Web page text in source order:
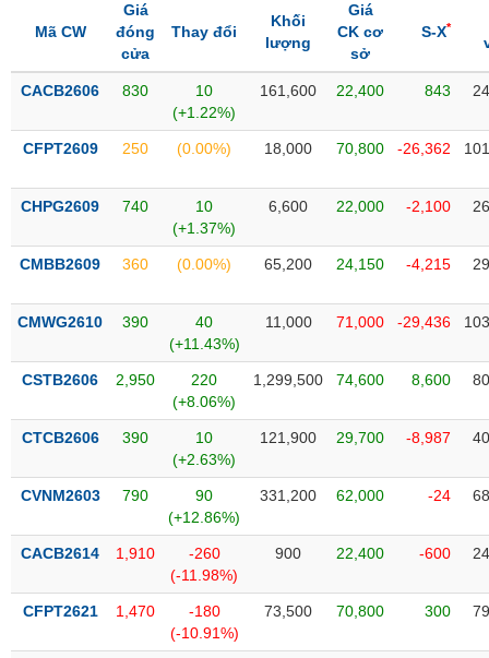
quan
dịch
chính
tích
thuật
sơ
doanh
Tin
Tâm
thị
trường
Mã CW
Giá
đóng
cửa
Thay đổi
Khối
lượng
Giá
CK cơ
sở
S-X*
CACB2606 830
10
(+1.22%)
161,600 22,400 843
CFPT2609 250 (0.00%) 18,000 70,800 -26,362
CHPG2609 740
10
(+1.37%)
6,600 22,000 -2,100
CMBB2609 360 (0.00%) 65,200 24,150 -4,215
CMWG2610 390
40
(+11.43%)
11,000 71,000 -29,436
CSTB2606 2,950
220
(+8.06%)
1,299,500 74,600 8,600
CTCB2606 390
10
(+2.63%)
121,900 29,700 -8,987
CVNM2603 790
90
(+12.86%)
331,200 62,000 -24
CACB2614 1,910
-260
(-11.98%)
900 22,400 -600
CFPT2621 1,470
-180
(-10.91%)
73,500 70,800 300
SECTOR
NĂNG
VẬT
CÔNG
DÙNG
THIẾT